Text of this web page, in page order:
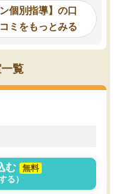
いなのがあり(有料)、受
ことをどんなスケジュー
くか相談したのですが、
ち期待したものではなく
内容でした。それでも明
やる気も出ましたし、苦
くなってきたようなので
個別指導】の口
コミをもっとみる
覧
む
無料
る）